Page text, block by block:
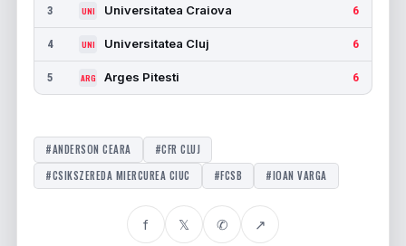
3 UNI Universitatea Craiova 6
4 UNI Universitatea Cluj 6
5 ARG Arges Pitesti 6
#ANDERSON CEARA
#CFR CLUJ
#CSIKSZEREDA MIERCUREA CIUC
#FCSB #IOAN VARGA
f 𝕏 ✆ ↗